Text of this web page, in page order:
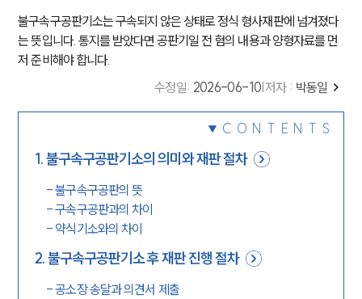
불구속구공판기소는 구속되지 않은 상태로 정식 형사재판에 넘겨졌다
는 뜻입니다. 통지를 받았다면 공판기일 전 혐의 내용과 양형자료를 먼
저 준비해야 합니다.
수정일: 2026-06-10 저자 : 박동일
CONTENTS
1.불구속구공판기소의 의미와 재판 절차
-불구속구공판의 뜻
-구속구공판과의 차이
- 약식기소와의 차이
2.불구속구공판기소 후 재판 진행 절차
-공소장 송달과 의견서 제출